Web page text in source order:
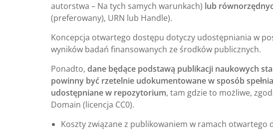
autorstwa – Na tych samych warunkach) lub
(preferowany), URN lub Handle).
Koncepcja otwartego dostępu dotyczy udostępniania w
wyników badań finansowanych ze środków publicznych.
Ponadto, dane będące podstawą publikacji naukowych
powinny być rzetelnie udokumentowane w sposób
udostępniane w repozytorium, tam gdzie to możliwe,
Domain (licencja CC0).
Koszty związane z publikowaniem w ramach